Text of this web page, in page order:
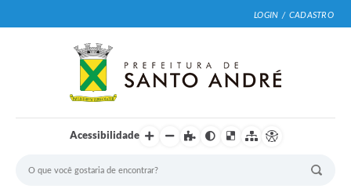
LOGIN / CADASTRO
Acessibilidade